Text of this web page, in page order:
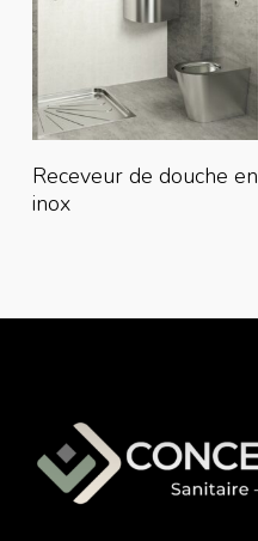
Lire La Suite
Receveur de douche en
inox